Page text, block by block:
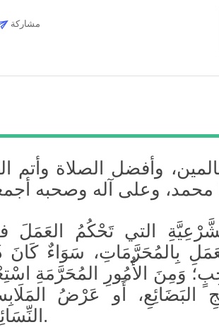
مشاركة
وأفضل الصلاة وأتم
التي تَحْكُمُ العَمَلَ
بِالمُحَرَّمَاتِ، سَوَاءٌ كَانَ
وَمِنَ الأُمُورِ المُحَرَّمَةِ
البَضَائِعِ، أَو عَرْضُ
النِّسَائِيَّةِ ؛ هذا أولًا.